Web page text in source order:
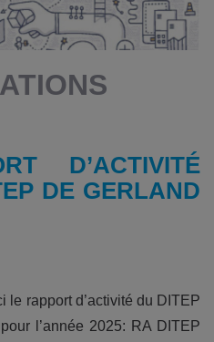
D’ACTIVITÉ
DE GERLAND
le rapport d’activité du DITEP
l’année 2025: RA DITEP